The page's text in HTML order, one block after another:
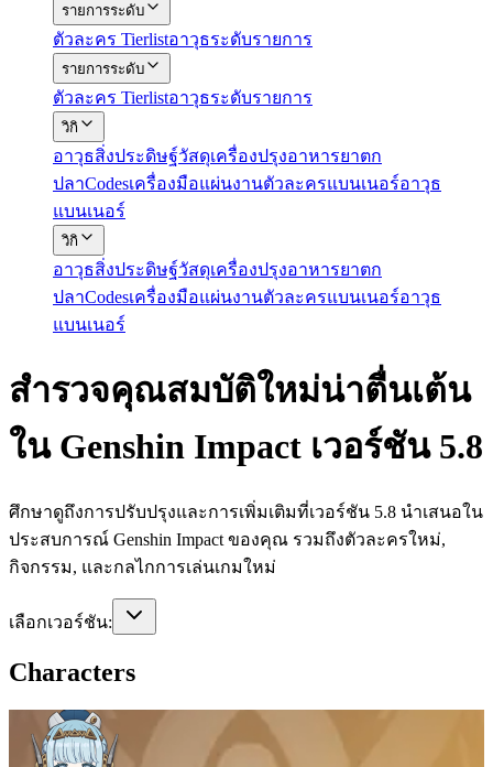
รายการระดับ
ตัวละคร Tierlistอาวุธระดับรายการ
รายการระดับ
ตัวละคร Tierlistอาวุธระดับรายการ
วิกิ
อาวุธสิ่งประดิษฐ์วัสดุเครื่องปรุงอาหารยาตก
ปลาCodesเครื่องมือแผ่นงานตัวละครแบนเนอร์อาวุธ
แบนเนอร์
วิกิ
อาวุธสิ่งประดิษฐ์วัสดุเครื่องปรุงอาหารยาตก
ปลาCodesเครื่องมือแผ่นงานตัวละครแบนเนอร์อาวุธ
แบนเนอร์
สำรวจคุณสมบัติใหม่น่าตื่นเต้น
ใน Genshin Impact เวอร์ชัน 5.8
ศึกษาดูถึงการปรับปรุงและการเพิ่มเติมที่เวอร์ชัน 5.8 นำเสนอใน
ประสบการณ์ Genshin Impact ของคุณ รวมถึงตัวละครใหม่,
กิจกรรม, และกลไกการเล่นเกมใหม่
เลือกเวอร์ชัน:
Characters